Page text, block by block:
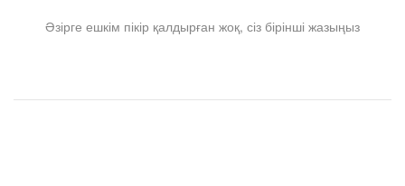
Әзірге ешкім пікір қалдырған жоқ, сіз бірінші жазыңыз